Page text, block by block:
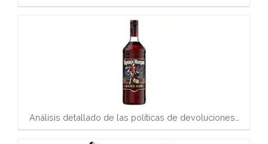
Análisis detallado de las políticas de devoluciones…